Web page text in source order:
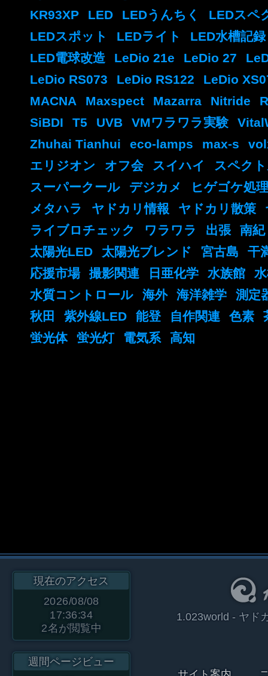
KR93XP
LED LEDうんちく
LEDスペ
LEDスポット
LEDライト
LED水槽記録
LED電球改造
LeDio 21e LeDio 27
LeDio RS073
LeDio RS122
LeDio
MACNA
Maxspect Mazarra Nitride
SiBDI
T5 UVB VMワラワラ実験
Zhuhai Tianhui
eco-lamps max-s
エリジオン
オフ会 スイハイ
スペク
スーパークール
デジカメ
ヒゲゴケ処
メタハラ
ヤドカリ情報 ヤドカリ散策
ライブロチェック
ワラワラ 出張
南紀
太陽光LED
太陽光ブレンド 宮古島
干
応援市場
撮影関連 日亜化学 水族館
水質コントロール
海外 海洋雑学
測定
秋田
紫外線LED 能登 自作関連 色素
蛍光体
蛍光灯 電気系 高知
現在のアクセス
2026/08/08
17:36:34
2名が閲覧中
週間ページビュー
1.023world - ヤド